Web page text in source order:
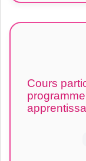
Cours